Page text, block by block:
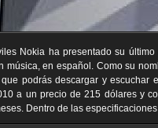
Nokia ha presentado su
música, en español. Como su
podrás descargar y escuchar
a un precio de 215 dólares y
Dentro de las